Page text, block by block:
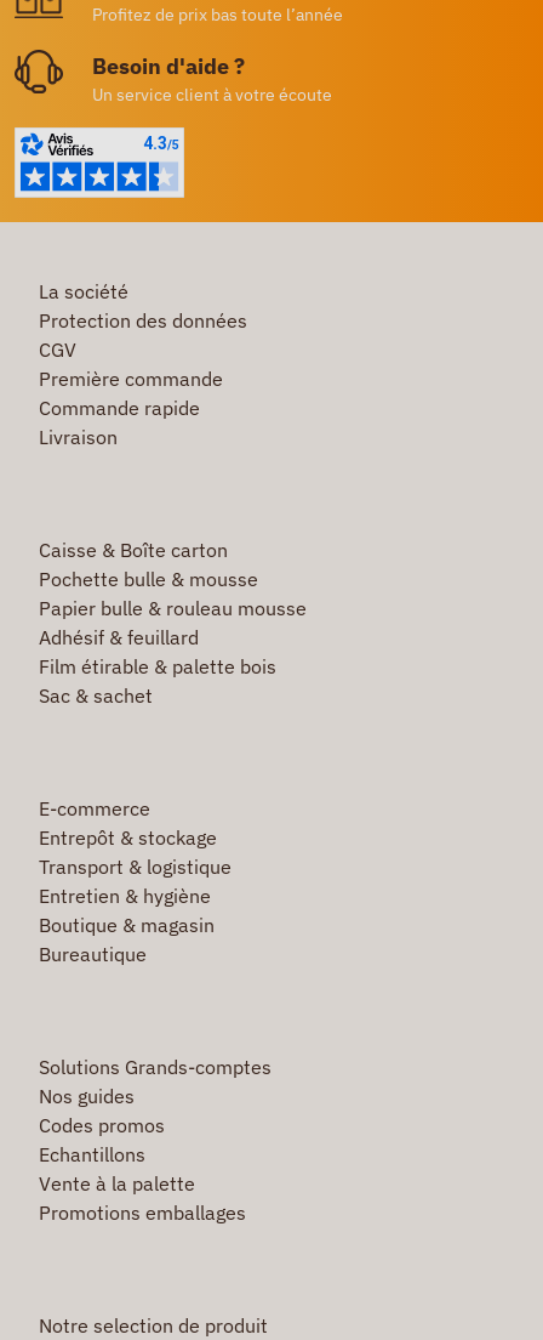
Profitez de prix bas toute l’année
Besoin d'aide ?
Un service client à votre écoute
La société
Protection des données
CGV
Première commande
Commande rapide
Livraison
Caisse & Boîte carton
Pochette bulle & mousse
Papier bulle & rouleau mousse
Adhésif & feuillard
Film étirable & palette bois
Sac & sachet
E-commerce
Entrepôt & stockage
Transport & logistique
Entretien & hygiène
Boutique & magasin
Bureautique
Solutions Grands-comptes
Nos guides
Codes promos
Echantillons
Vente à la palette
Promotions emballages
Notre selection de produit